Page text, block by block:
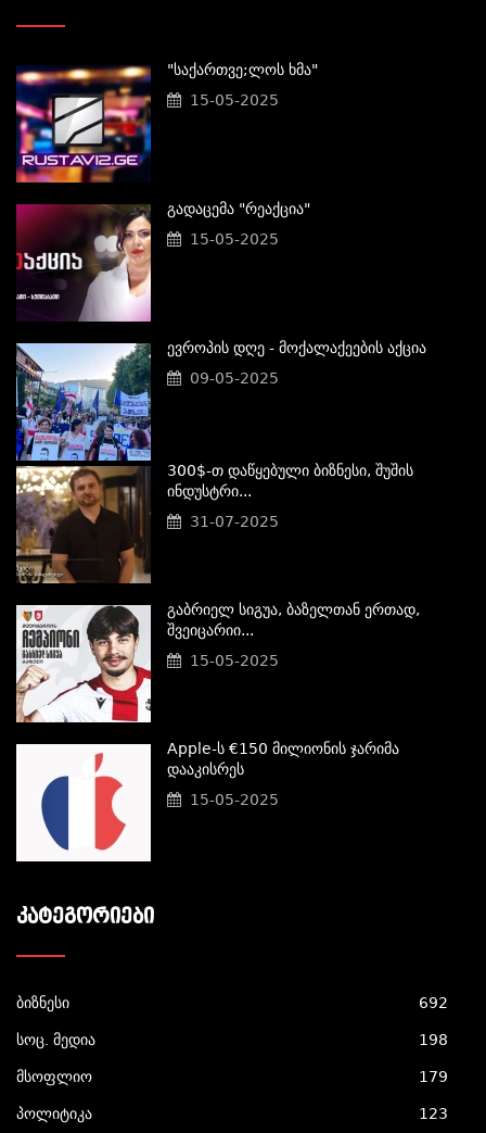
"საქართვე;ლოს Ხმა"
15-05-2025
Გადაცემა "რეაქცია"
15-05-2025
Ევროპის Დღე - Მოქალაქეების Აქცია
09-05-2025
300$-Თ Დაწყებული Ბიზნესი, Შუშის
Ინდუსტრი...
31-07-2025
Გაბრიელ Სიგუა, Ბაზელთან Ერთად,
Შვეიცარიი...
15-05-2025
Apple-Ს €150 Მილიონის Ჯარიმა
Დააკისრეს
15-05-2025
ᲙᲐᲢᲔᲒᲝᲠᲘᲔᲑᲘ
ბიზნესი 692
სოც. მედია 198
მსოფლიო 179
პოლიტიკა 123